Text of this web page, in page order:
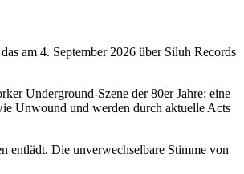
am 4. September 2026 über Siluh Records
Underground-Szene der 80er Jahre: eine
Unwound und werden durch aktuelle Acts
entlädt. Die unverwechselbare Stimme von